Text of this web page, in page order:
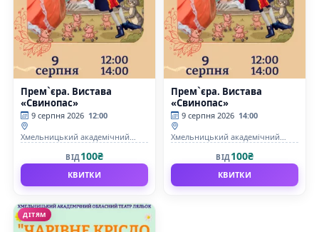
Прем`єра. Вистава
«Свинопас»
9 серпня 2026 12:00
Хмельницький академічний
ВІД100₴
КВИТКИ
Прем`єра. Вистава
«Свинопас»
9 серпня 2026 14:00
Хмельницький академічний
ВІД100₴
КВИТКИ
ДІТЯМ